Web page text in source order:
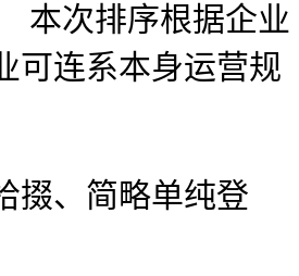
本次排序根据企业
可连系本身运营规
、简略单纯登